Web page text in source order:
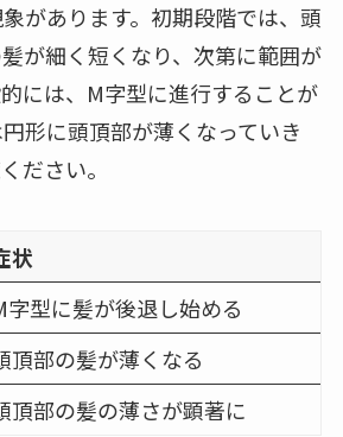
があります。初期段階では、頭
が細く短くなり、次第に範囲が
には、M字型に進行することが
形に頭頂部が薄くなっていき
ださい。
状
字型に髪が後退し始める
頂部の髪が薄くなる
頂部の髪の薄さが顕著に